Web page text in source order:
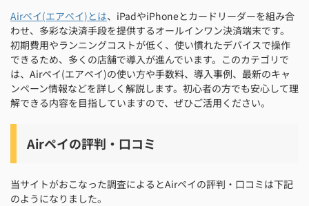
Airペイ(エアペイ)とは、iPadやiPhoneとカードリーダーを組み合
わせ、多彩な決済手段を提供するオールインワン決済端末です。
初期費用やランニングコストが低く、使い慣れたデバイスで操作
できるため、多くの店舗で導入が進んでいます。このカテゴリで
は、Airペイ(エアペイ)の使い方や手数料、導入事例、最新のキャ
ンペーン情報などを詳しく解説します。初心者の方でも安心して理
解できる内容を目指していますので、ぜひご活用ください。
Airペイの評判・口コミ
当サイトがおこなった調査によるとAirペイの評判・口コミは下記
のようになりました。